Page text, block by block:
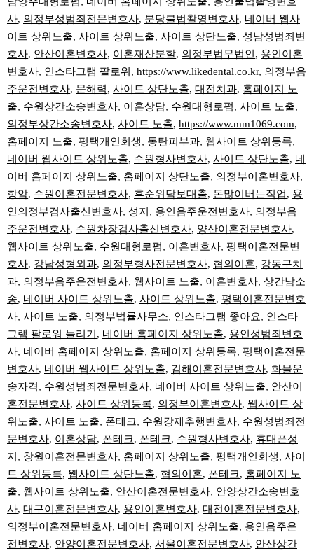
사, 의정부성범죄전문변호사, 분당불법촬영변호사, 네이버 웹사
이트 상위노출, 사이트 상위노출, 사이트 상단노출, 성남성범죄변
호사, 안산이혼변호사, 이혼재산분할, 의정부법무법인 , 용인이혼
변호사, 인스타그램 팔로워 , https://www.likedental.co.kr, 의정부음
주운전변호사, 문해력, 사이트 상단노출, 대전치과, 홈페이지 노
출, 수원상간소송변호사, 이혼상담, 수원대형로펌, 사이트 노출,
의정부상간소송변호사, 사이트 노출, https://www.mm1069.com,
홈페이지 노출, 평택개인회생, 동탄피부과, 웹사이트 상위등록,
네이버 웹사이트 상위노출, 수원형사변호사, 사이트 상단노출, 네
이버 홈페이지 상위노출, 홈페이지 상단노출, 의정부이혼변호사,
항암, 수원이혼전문변호사, 후순위담보대출, 돈많이버는직업, 용
인의정부검사출신변호사, 성지 , 용인음주운전변호사, 의정부음
주운전변호사, 수원차장검사출신변호사, 양산이혼전문변호사,
웹사이트 상위노출, 수원대형로펌, 이혼변호사, 평택이혼전문변
호사, 강남성형외과, 의정부형사전문변호사, 협의이혼, 강동구치
과, 의정부음주운전변호사, 웹사이트 노출, 이혼변호사, 상간남소
송, 네이버 사이트 상위노출, 사이트 상위노출, 평택이혼전문변호
사, 사이트 노출, 의정부법률사무소, 인스타그램 좋아요, 인스타
그램 팔로워 늘리기 , 네이버 홈페이지 상위노출, 용인성범죄변호
사, 네이버 홈페이지 상위노출, 홈페이지 상위등록, 평택이혼전문
변호사, 네이버 웹사이트 상위노출, 김해이혼전문변호사, 화물운
송자격, 수원성범죄전문변호사, 네이버 사이트 상위노출, 안산이
혼전문변호사, 사이트 상위등록, 의정부이혼변호사, 웹사이트 상
위노출, 사이트 노출, 폰테크, 수원강제추행변호사, 수원성범죄전
문변호사, 이혼상담, 폰테크, 폰테크, 수원형사변호사, 휴대폰성
지 , 창원이혼전문변호사, 홈페이지 상위노출, 평택개인회생, 사이
트 상위등록, 웹사이트 상단노출, 협의이혼, 폰테크, 홈페이지 노
출, 웹사이트 상위노출, 안산이혼전문변호사, 안양상간소송변호
사, 대구이혼전문변호사, 용인이혼변호사, 대전이혼전문변호사,
의정부이혼전문변호사, 네이버 홈페이지 상위노출, 용인음주운
전변호사, 안양이혼전문변호사, 서울이혼전문변호사, 안산상간